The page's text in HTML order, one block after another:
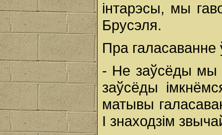
інтарэсы, мы
Брусэля.
Пра галасаванне
- Не заўсёды мы
заўсёды
матывы
І знаходзім